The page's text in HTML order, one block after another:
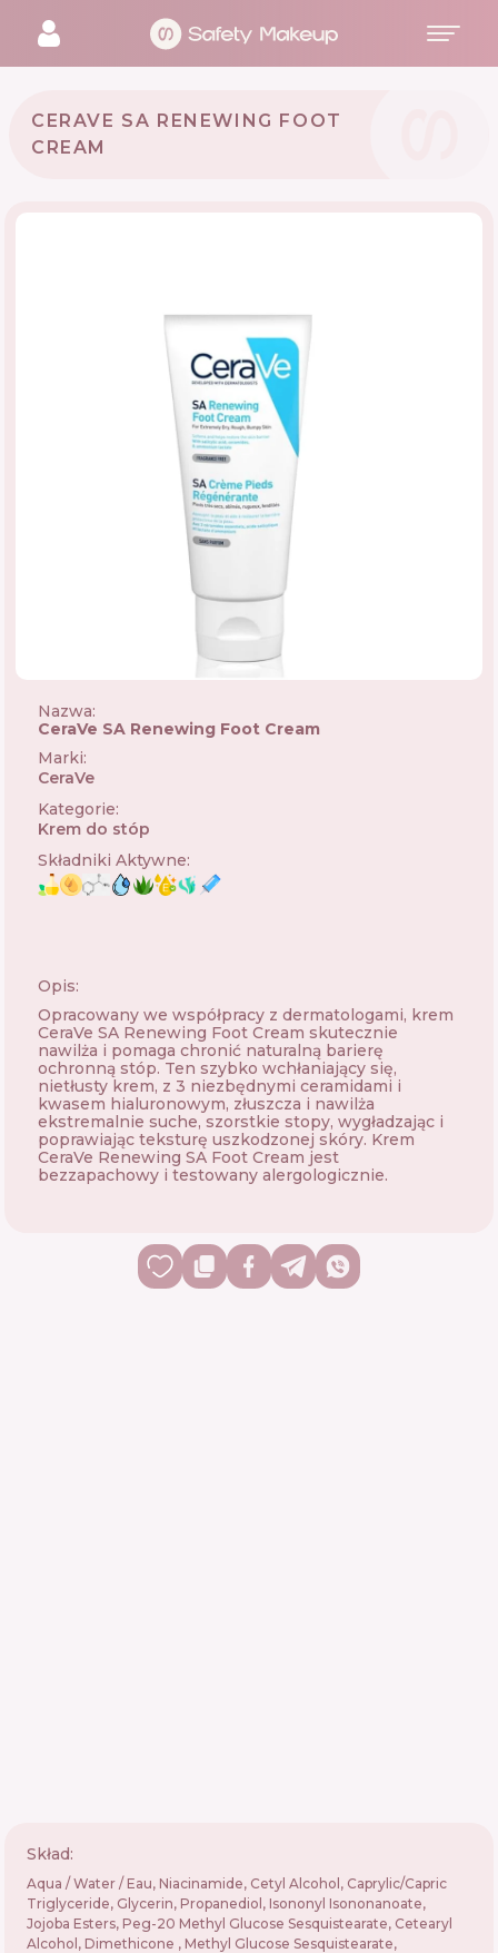
CERAVE SA RENEWING FOOT
CREAM
Nazwa:
CeraVe SA Renewing Foot Cream
Marki:
CeraVe
Kategorie:
Krem do stóp
Składniki Aktywne:
Opis:
Opracowany we współpracy z dermatologami, krem ​​
CeraVe SA Renewing Foot Cream skutecznie
nawilża i pomaga chronić naturalną barierę
ochronną stóp. Ten szybko wchłaniający się,
nietłusty krem, z 3 niezbędnymi ceramidami i
kwasem hialuronowym, złuszcza i nawilża
ekstremalnie suche, szorstkie stopy, wygładzając i
poprawiając teksturę uszkodzonej skóry. Krem
CeraVe Renewing SA Foot Cream jest
bezzapachowy i testowany alergologicznie.
Skład:
Aqua / Water / Eau, Niacinamide, Cetyl Alcohol, Caprylic/Capric
Triglyceride, Glycerin, Propanediol, Isononyl Isononanoate,
Jojoba Esters, Peg-20 Methyl Glucose Sesquistearate, Cetearyl
Alcohol, Dimethicone , Methyl Glucose Sesquistearate,